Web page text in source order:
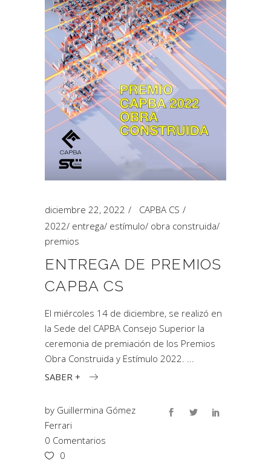
diciembre 22, 2022
CAPBA CS
2022/ entrega/ estímulo/ obra construida/
premios
ENTREGA DE PREMIOS
CAPBA CS
El miércoles 14 de diciembre, se realizó en
la Sede del CAPBA Consejo Superior la
ceremonia de premiación de los Premios
Obra Construida y Estímulo 2022.
SABER +
by Guillermina Gómez
Ferrari
0 Comentarios
0